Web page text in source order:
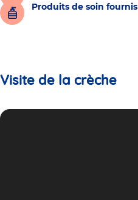
Produits de soin fournis
Visite de la crèche